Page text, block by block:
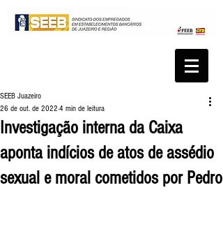
Investigação interna da Caixa
aponta indícios de atos de assédio
sexual e moral cometidos por Pedro
SEEB Juazeiro
26 de out. de 2022 4 min de leitura